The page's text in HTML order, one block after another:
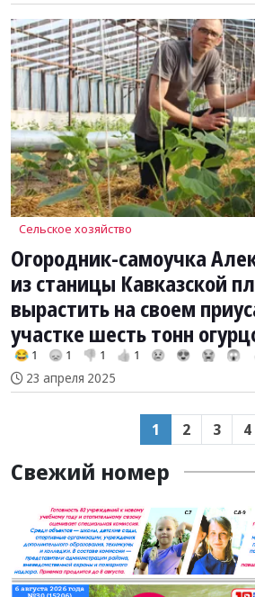
Сельское хозяйство
Огородник-самоучка
из станицы Кавказской
вырастить на своем
участке шесть тонн
😂 1 😞 1 👎 1 👍 1 😢 😍 😭 😱
23 апреля 2025
1 2 3 4
Свежий номер